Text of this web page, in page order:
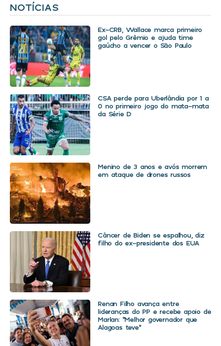
NOTÍCIAS
Ex-CRB, Wallace marca primeiro
gol pelo Grêmio e ajuda time
gaúcho a vencer o São Paulo
CSA perde para Uberlândia por 1 a
0 no primeiro jogo do mata-mata
da Série D
Menino de 3 anos e avós morrem
em ataque de drones russos
Câncer de Biden se espalhou, diz
filho do ex-presidente dos EUA
Renan Filho avança entre
lideranças do PP e recebe apoio de
Marlan: “Melhor governador que
Alagoas teve”